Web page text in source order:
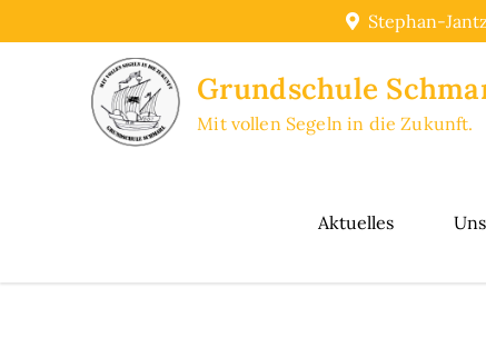
to
Stephan-
Grundschule
Mit vollen Segeln in die Zukunft.
Aktuelles